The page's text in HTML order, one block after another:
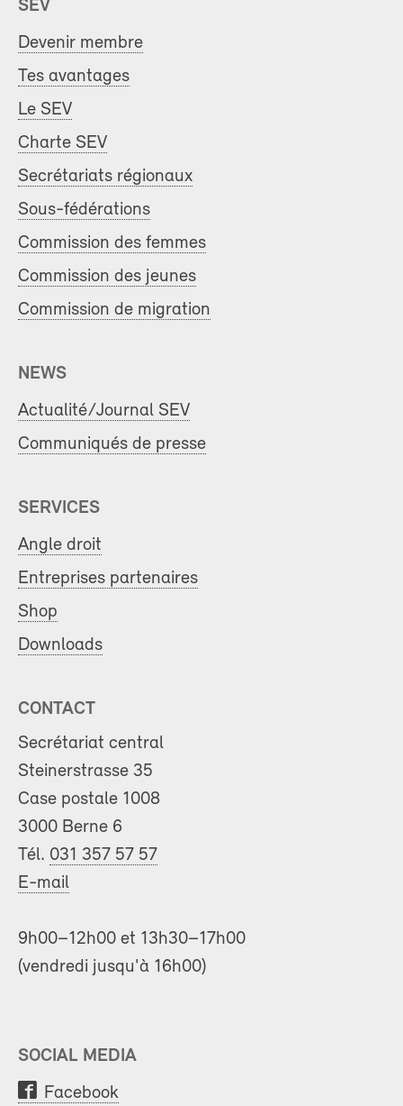
SEV
Devenir membre
Tes avantages
Le SEV
Charte SEV
Secrétariats régionaux
Sous-fédérations
Commission des femmes
Commission des jeunes
Commission de migration
NEWS
Actualité/Journal SEV
Communiqués de presse
SERVICES
Angle droit
Entreprises partenaires
Shop
Downloads
CONTACT
Secrétariat central
Steinerstrasse 35
Case postale 1008
3000 Berne 6
Tél. 031 357 57 57
E-mail
9h00–12h00 et 13h30–17h00
(vendredi jusqu'à 16h00)
SOCIAL MEDIA
Facebook